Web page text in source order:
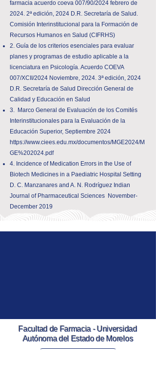
farmacia acuerdo coeva 007/90/2024 febrero de
2024. 2ª edición, 2024 D.R. Secretaría de Salud.
Comisión Interinstitucional para la Formación de
Recursos Humanos en Salud (CIFRHS)
2. Guía de los criterios esenciales para evaluar
planes y programas de estudio aplicable a la
licenciatura en Psicología. Acuerdo COEVA
007/XCII/2024 Noviembre, 2024. 3ª edición, 2024
D.R. Secretaría de Salud Dirección General de
Calidad y Educación en Salud
3. Marco General de Evaluación de los Comités
Interinstitucionales para la Evaluación de la
Educación Superior, Septiembre 2024
https://www.ciees.edu.mx/documentos/MGE2024/M
GE%202024.pdf
4. Incidence of Medication Errors in the Use of
Biotech Medicines in a Paediatric Hospital Setting
D. C. Manzanares and A. N. Rodríguez Indian
Journal of Pharmaceutical Sciences November-
December 2019
Facultad de Farmacia - Universidad
Autónoma del Estado de Morelos